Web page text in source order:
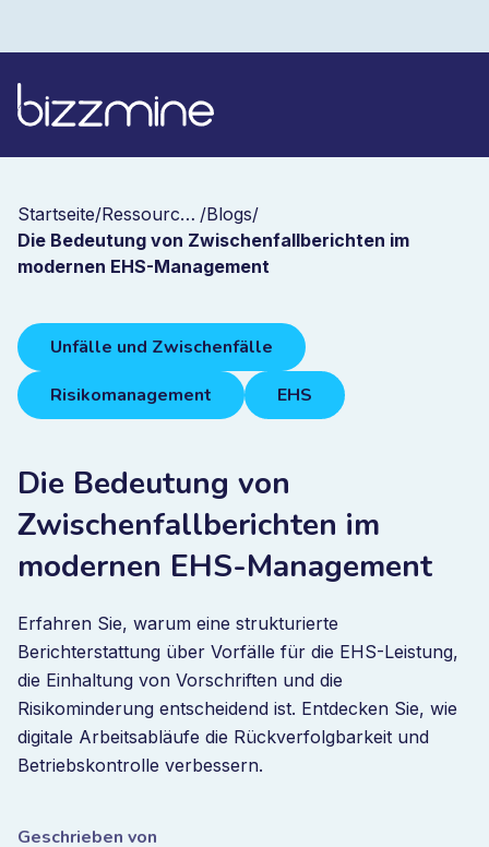
Startseite/ Ressourcen /Blogs/
Die Bedeutung von Zwischenfallberichten im
modernen EHS-Management
Unfälle und Zwischenfälle
Risikomanagement
EHS
Die Bedeutung von
Zwischenfallberichten im
modernen EHS-Management
Erfahren Sie, warum eine strukturierte
Berichterstattung über Vorfälle für die EHS-Leistung,
die Einhaltung von Vorschriften und die
Risikominderung entscheidend ist. Entdecken Sie, wie
digitale Arbeitsabläufe die Rückverfolgbarkeit und
Betriebskontrolle verbessern.
Geschrieben von